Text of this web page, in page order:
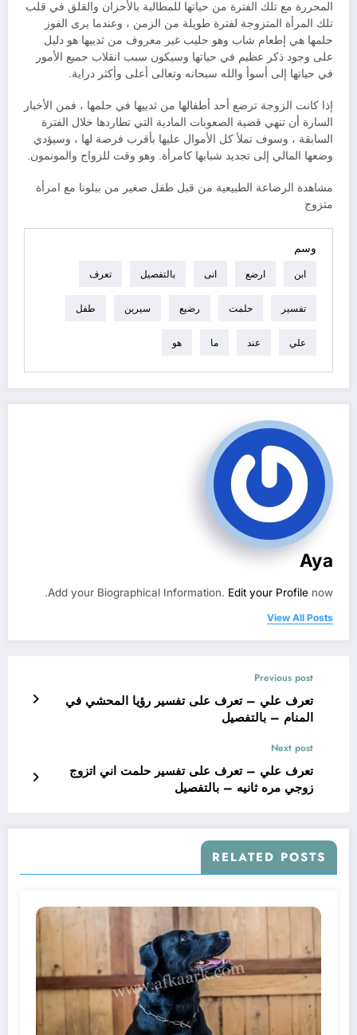
المحررة مع تلك الفترة من حياتها للمطالبة بالأحزان والقلق في قلب
تلك المرأة المتزوجة لفترة طويلة من الزمن ، وعندما يرى الفوز
حلمها هي إطعام شاب وهو حليب غير معروف من ثدييها هو دليل
على وجود ذكر عظيم في حياتها وسيكون سبب انقلاب جميع الأمور
في حياتها إلى أسوأ والله سبحانه وتعالى أعلى وأكثر دراية.
إذا كانت الزوجة ترضع أحد أطفالها من ثدييها في حلمها ، فمن الأخبار
السارة أن تنهي قضية الصعوبات المادية التي تطاردها خلال الفترة
السابقة ، وسوف تملأ كل الأموال عليها بأقرب فرصة لها ، وسيؤدي
وضعها المالي إلى تجديد شبابها كامرأة. وهو وقت للزواج والمونمون.
مشاهدة الرضاعة الطبيعية من قبل طفل صغير من ببلونا مع امرأة
متزوج
وسم
ابن ارضع انى بالتفصيل تعرف
تفسير حلمت رضيع سيرين طفل
علي عند ما هو
Aya
Add your Biographical Information. Edit your Profile now.
View All Posts
Previous post
تعرف علي – تعرف على تفسير رؤيا المحشي في
المنام – بالتفصيل
Next post
تعرف علي – تعرف على تفسير حلمت اني اتزوج
زوجي مره ثانيه – بالتفصيل
RELATED POSTS